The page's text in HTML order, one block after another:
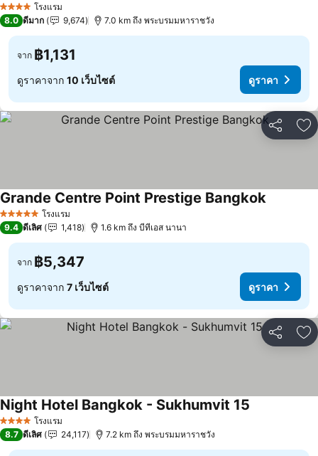
4 ดาว โรงแรม
8.0 ดีมาก 9,674 7.0 km ถึง พระบรมมหาราชวัง
จาก ฿1,131
ดูราคาจาก 10 เว็บไซต์ ดูราคา
แชร์ เ
5 ดาว โรงแรม
Grande Centre Point Prestige Bangkok
9.4 ดีเลิศ 1,418 1.6 km ถึง บีทีเอส นานา
จาก ฿5,347
ดูราคาจาก 7 เว็บไซต์ ดูราคา
แชร์ เ
4 ดาว โรงแรม
Night Hotel Bangkok - Sukhumvit 15
8.7 ดีเลิศ 24,117 7.2 km ถึง พระบรมมหาราชวัง